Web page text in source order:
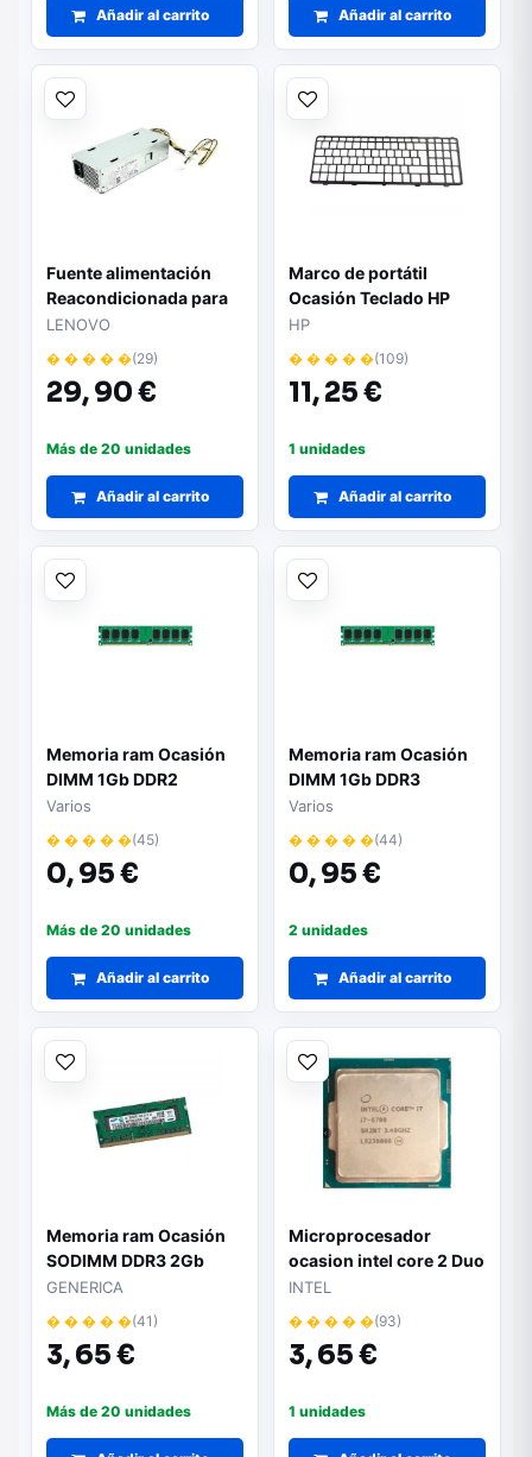
Añadir al carrito Añadir al carrito
Fuente alimentación
Reacondicionada para
ordenador SFF HP
600G3 / 800G3 180W
LENOVO
� � � � �(29)
29,90 €
Más de 20 unidades
Añadir al carrito
Marco de portátil
Ocasión Teclado HP
450
HP
� � � � �(109)
11,25 €
1 unidades
Añadir al carrito
Memoria ram Ocasión
DIMM 1Gb DDR2
Varios
� � � � �(45)
0,95 €
Más de 20 unidades
Añadir al carrito
Memoria ram Ocasión
DIMM 1Gb DDR3
Varios
� � � � �(44)
0,95 €
2 unidades
Añadir al carrito
Memoria ram Ocasión
SODIMM DDR3 2Gb
1333 mhz
GENERICA
� � � � �(41)
3,65 €
Más de 20 unidades
Microprocesador
ocasion intel core 2 Duo
1400
INTEL
� � � � �(93)
3,65 €
1 unidades